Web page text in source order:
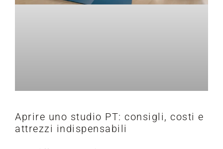
Aprire uno studio PT: consigli, costi e
attrezzi indispensabili